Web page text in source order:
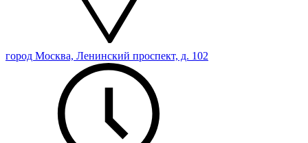
город Москва, Ленинский проспект, д. 102